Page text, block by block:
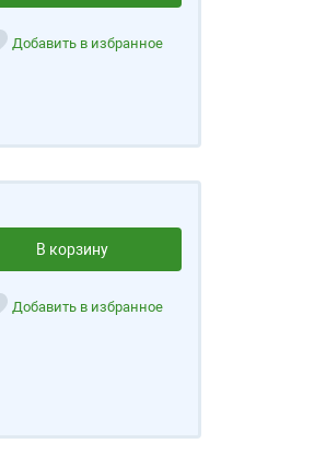
Добавить в избранное
В корзину
Добавить в избранное